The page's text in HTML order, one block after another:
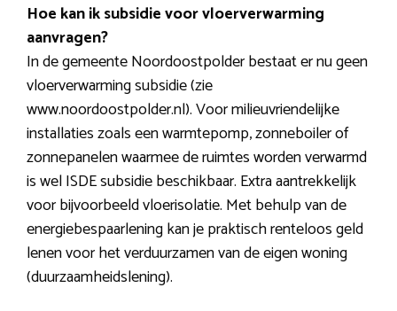
Hoe kan ik subsidie voor vloerverwarming
aanvragen?
In de gemeente Noordoostpolder bestaat er nu geen
vloerverwarming subsidie (zie
www.noordoostpolder.nl). Voor milieuvriendelijke
installaties zoals een warmtepomp, zonneboiler of
zonnepanelen waarmee de ruimtes worden verwarmd
is wel ISDE subsidie beschikbaar. Extra aantrekkelijk
voor bijvoorbeeld vloerisolatie. Met behulp van de
energiebespaarlening kan je praktisch renteloos geld
lenen voor het verduurzamen van de eigen woning
(duurzaamheidslening).